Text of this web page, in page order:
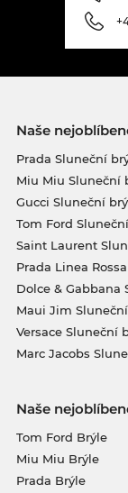
Naše
Prada Sluneční
Miu Miu Sluneční
Gucci Sluneční
Tom Ford
Saint Laurent
Prada Linea
Dolce & Gabbana
Maui Jim
Versace Sluneční
Marc Jacobs
Naše
Tom Ford Brýle
Miu Miu Brýle
Prada Brýle